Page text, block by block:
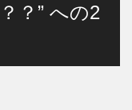
？” への2